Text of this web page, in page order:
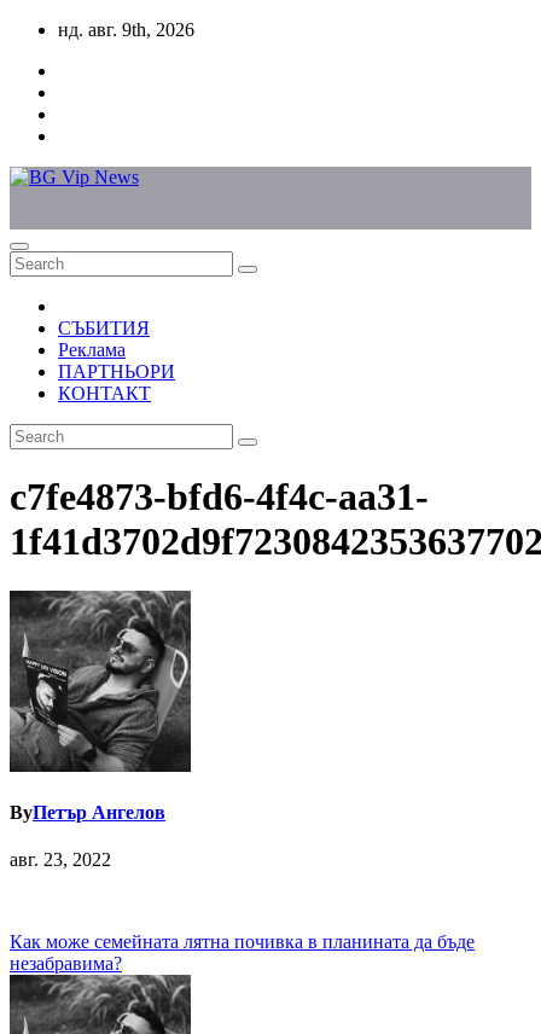
Skip
content
нд. авг. 9th, 2026
СЪБИТИЯ
Реклама
ПАРТНЬОРИ
КОНТАКТ
c7fe4873-bfd6-4f4c-aa31-
ByПетър Ангелов
авг. 23, 2022
Навигация
Как може семейната лятна почивка в планината да бъде
незабравима?